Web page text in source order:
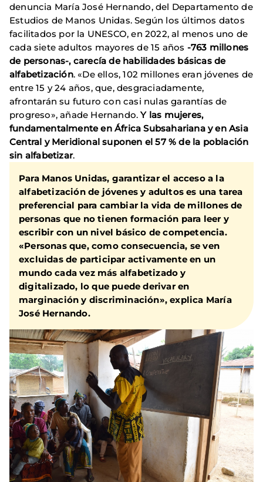
denuncia María José Hernando, del Departamento de
Estudios de Manos Unidas. Según los últimos datos
facilitados por la UNESCO, en 2022, al menos uno de
cada siete adultos mayores de 15 años -763 millones
de personas-, carecía de habilidades básicas de
alfabetización. «De ellos, 102 millones eran jóvenes de
entre 15 y 24 años, que, desgraciadamente,
afrontarán su futuro con casi nulas garantías de
progreso», añade Hernando.Y las mujeres,
fundamentalmente en África Subsahariana y en Asia
Central y Meridional suponen el 57 % de la población
sin alfabetizar.
Para Manos Unidas, garantizar el acceso a la
alfabetización de jóvenes y adultos es una tarea
preferencial para cambiar la vida de millones de
personas que no tienen formación para leer y
escribir con un nivel básico de competencia.
«Personas que, como consecuencia, se ven
excluidas de participar activamente en un
mundo cada vez más alfabetizado y
digitalizado, lo que puede derivar en
marginación y discriminación», explica María
José Hernando.